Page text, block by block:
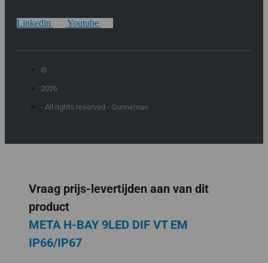
Linkedin Youtube
©
2026
- All rights reserved - Gunneman
Vraag prijs-levertijden aan van dit
product
META H-BAY 9LED DIF VT EM
IP66/IP67